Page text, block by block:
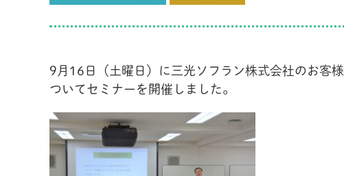
9月16日（土曜日）に三光ソフラン株式会社のお客
ついてセミナーを開催しました。